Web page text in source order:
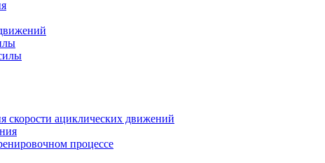
ациклических движений
процессе